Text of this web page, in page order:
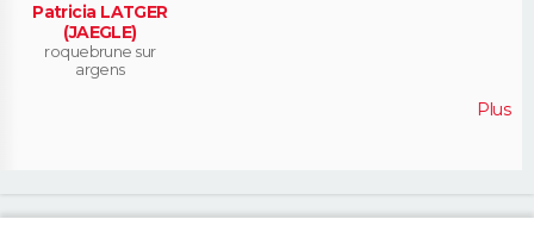
Patricia LATGER
(JAEGLE)
roquebrune sur
argens
Plus